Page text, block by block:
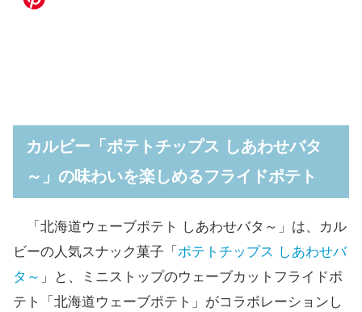
カルビー「ポテトチップス しあわせバタ
～」の味わいを楽しめるフライドポテト
「北海道ウェーブポテト しあわせバタ～」は、カル
ビーの人気スナック菓子「 ポテトチップス しあわせバ
タ～ 」と、ミニストップのウェーブカットフライドポ
テト「北海道ウェーブポテト」がコラボレーションし